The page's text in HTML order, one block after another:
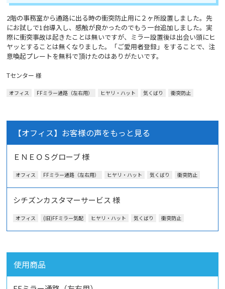
2階の事務室から通路に出る時の衝突防止用に２ヶ所設置しました。先
にお試しで1台導入し、感触が良かったのでもう一台追加しました。実
際に衝突事故は起きたことは無いですが、ミラー設置後は出会い頭にヒ
ヤッとすることは無くなりました。「ご愛用者登録」をすることで、注
意喚起プレートを無料で頂けたのはありがたいです。
Tセンター 様
オフィス FFミラー通路（左右用） ヒヤリ・ハット 気くばり 衝突防止
【オフィス】お客様の声をもっと見る
ＥＮＥＯＳグローブ 様
オフィス FFミラー通路（左右用） ヒヤリ・ハット 気くばり 衝突防止
シチズンカスタマーサービス 様
オフィス (旧)FFミラー気配 ヒヤリ・ハット 気くばり 衝突防止
使用商品